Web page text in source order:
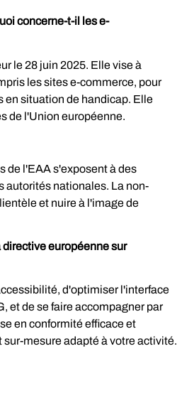
concerne-t-il les e-
le 28 juin 2025. Elle vise à
les sites e-commerce, pour
en situation de handicap. Elle
de l'Union européenne.
de l'EAA s'exposent à des
autorités nationales. La non-
et nuire à l'image de
européenne sur
d'optimiser l'interface
et de se faire accompagner par
en conformité efficace et
mesure adapté à votre activité.